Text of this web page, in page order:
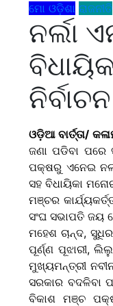
ମୋ ଓଡ଼ିଶା ରାଜନୀତି
ନର୍ଲା
ଓଡ଼ିଆ ବାର୍ତ୍ତା/
ଜଣା ପଡିବା ପରେ
ପକ୍ଷରୁ ଏନେଇ
ସହ ବିଧାୟିକା
ମଞ୍ଚର
ସଂଘ ସଭାପତି ଜୟ
ମହେଶ ଚାନ୍ଦ,
ପୂର୍ଣ୍ଣ ପୂଝାରୀ,
ମୁଖ୍ୟମନ୍ତ୍ରୀ
ସରକାର ବଦଳିବା
ବିକାଶ ମଞ୍ଚ